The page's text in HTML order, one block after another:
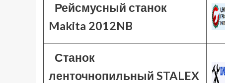
Рейсмусный станок
Makita 2012NB
Станок
ленточнопильный STALEX